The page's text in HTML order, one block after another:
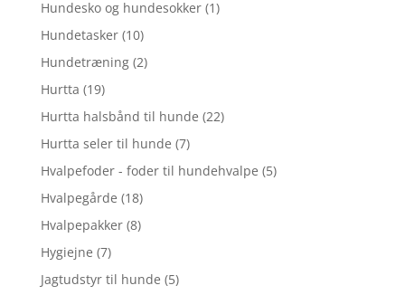
Hundesko og hundesokker (1)
Hundetasker (10)
Hundetræning (2)
Hurtta (19)
Hurtta halsbånd til hunde (22)
Hurtta seler til hunde (7)
Hvalpefoder - foder til hundehvalpe (5)
Hvalpegårde (18)
Hvalpepakker (8)
Hygiejne (7)
Jagtudstyr til hunde (5)